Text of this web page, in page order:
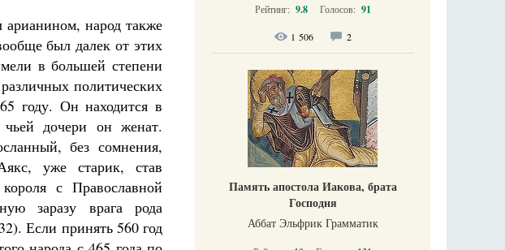
арианином, народ также
был далек от этих
в большей степени
политических
году. Он находится в
дочери он женат.
без сомнения,
уже старик, став
с Православной
заразу врага рода
Если принять 560 год
Рейтинг: 9.8 Голосов: 91
1 506 2
Память апостола Иакова, брата
Господня
Аббат Эльфрик Грамматик